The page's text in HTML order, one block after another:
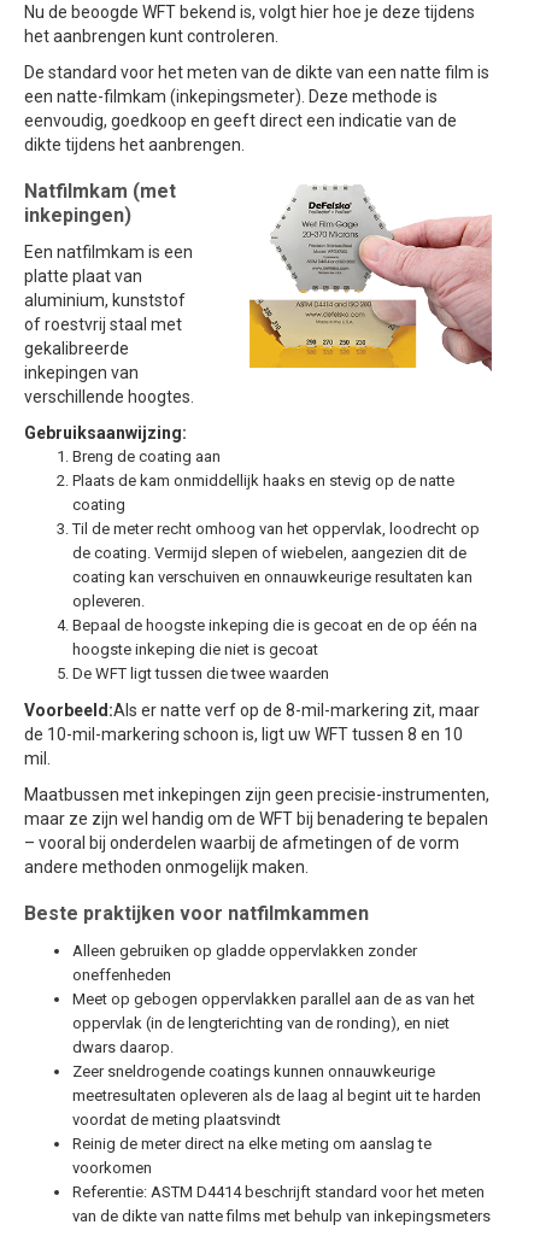
Nu de beoogde WFT bekend is, volgt hier hoe je deze tijdens
het aanbrengen kunt controleren.
De standard voor het meten van de dikte van een natte film is
een natte-filmkam (inkepingsmeter). Deze methode is
eenvoudig, goedkoop en geeft direct een indicatie van de
dikte tijdens het aanbrengen.
Natfilmkam (met
inkepingen)
Een natfilmkam is een
platte plaat van
aluminium, kunststof
of roestvrij staal met
gekalibreerde
inkepingen van
verschillende hoogtes.
Gebruiksaanwijzing:
Breng de coating aan
Plaats de kam onmiddellijk haaks en stevig op de natte
coating
Til de meter recht omhoog van het oppervlak, loodrecht op
de coating. Vermijd slepen of wiebelen, aangezien dit de
coating kan verschuiven en onnauwkeurige resultaten kan
opleveren.
Bepaal de hoogste inkeping die is gecoat en de op één na
hoogste inkeping die niet is gecoat
De WFT ligt tussen die twee waarden
Voorbeeld:Als er natte verf op de 8-mil-markering zit, maar
de 10-mil-markering schoon is, ligt uw WFT tussen 8 en 10
mil.
Maatbussen met inkepingen zijn geen precisie-instrumenten,
maar ze zijn wel handig om de WFT bij benadering te bepalen
– vooral bij onderdelen waarbij de afmetingen of de vorm
andere methoden onmogelijk maken.
Beste praktijken voor natfilmkammen
Alleen gebruiken op gladde oppervlakken zonder
oneffenheden
Meet op gebogen oppervlakken parallel aan de as van het
oppervlak (in de lengterichting van de ronding), en niet
dwars daarop.
Zeer sneldrogende coatings kunnen onnauwkeurige
meetresultaten opleveren als de laag al begint uit te harden
voordat de meting plaatsvindt
Reinig de meter direct na elke meting om aanslag te
voorkomen
Referentie: ASTM D4414 beschrijft standard voor het meten
van de dikte van natte films met behulp van inkepingsmeters